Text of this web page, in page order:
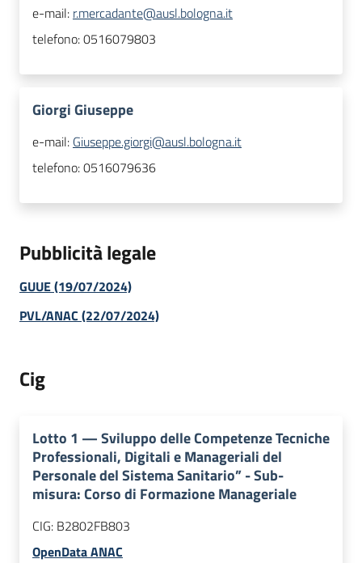
e-mail: r.mercadante@ausl.bologna.it
telefono:0516079803
Giorgi Giuseppe
e-mail: Giuseppe.giorgi@ausl.bologna.it
telefono:0516079636
Pubblicità legale
GUUE (19/07/2024)
PVL/ANAC (22/07/2024)
Cig
Lotto 1 —Sviluppo delle Competenze Tecniche
Professionali, Digitali e Manageriali del
Personale del Sistema Sanitario” - Sub-
misura: Corso di Formazione Manageriale
CIG: B2802FB803
OpenData ANAC